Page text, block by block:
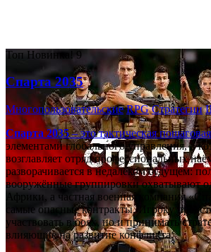
Топ Новинка! 9
Спарта 2035
Многопользовательские RPG Стратегии
Спарта 2035– это тактическая
элементами глобального управления, в
возглавляет отряд профессиональных
разворачивается в недалёком будущем:
вооружённые группировки охватывают
Африки, а частная военная компания
самые опасные контракты. Игроку
участвовать в боях, но и принимать
влияющие на развитие конфликта.